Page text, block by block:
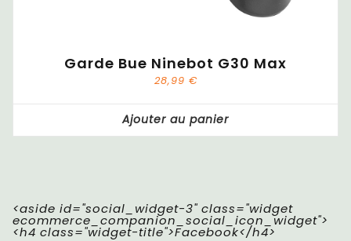
Garde Bue Ninebot G30 Max
28,99 €
Ajouter au panier
<aside id="social_widget-3" class="widget
ecommerce_companion_social_icon_widget">
<h4 class="widget-title">Facebook</h4>